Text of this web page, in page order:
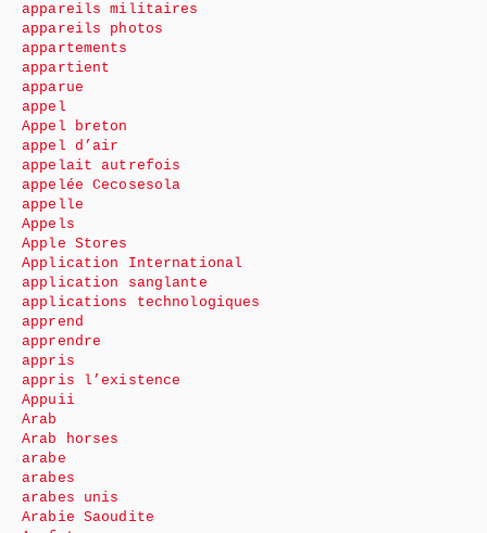
appareils militaires
appareils photos
appartements
appartient
apparue
appel
Appel breton
appel d’air
appelait autrefois
appelée Cecosesola
appelle
Appels
Apple Stores
Application International
application sanglante
applications technologiques
apprend
apprendre
appris
appris l’existence
Appuii
Arab
Arab horses
arabe
arabes
arabes unis
Arabie Saoudite